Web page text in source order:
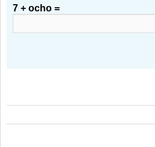
7 + ocho =